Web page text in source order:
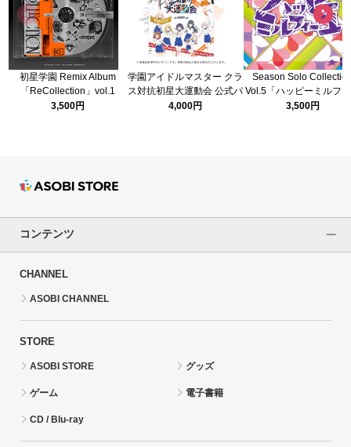
初星学園 Remix Album
「ReCollection」vol.1
3,500円
学園アイドルマスター クラ
ス対抗初星大運動会 公式パ
ンフレット
4,000円
Season Solo
Vol.5「ハッピーミルフ
ユ」
3,500円
コンテンツ
CHANNEL
ASOBI CHANNEL
STORE
ASOBI STORE グッズ
ゲーム 電子書籍
CD / Blu-ray